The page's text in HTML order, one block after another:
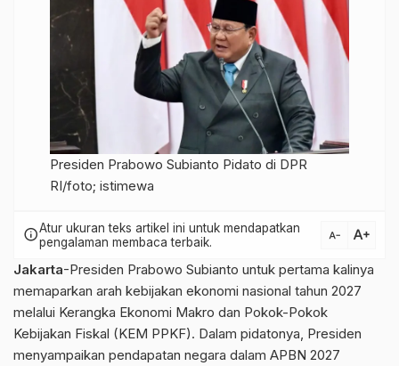
Presiden Prabowo Subianto Pidato di DPR
RI/foto; istimewa
infoAtur ukuran teks artikel ini untuk mendapatkan
pengalaman membaca terbaik.
text_decrease text_increase
Jakarta-Presiden Prabowo Subianto untuk pertama kalinya
memaparkan arah kebijakan ekonomi nasional tahun 2027
melalui Kerangka Ekonomi Makro dan Pokok-Pokok
Kebijakan Fiskal (KEM PPKF). Dalam pidatonya, Presiden
menyampaikan pendapatan negara dalam APBN 2027